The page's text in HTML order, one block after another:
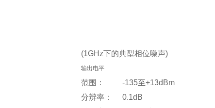
(1GHz下的典型相位噪声)
输出电平
范围：
-135至+13dBm
分辨率：
0.1dB